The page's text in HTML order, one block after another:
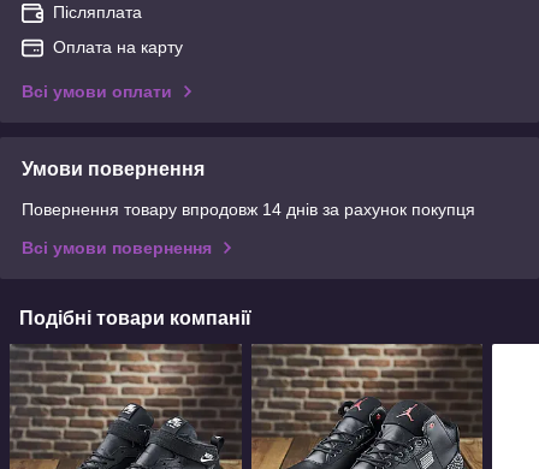
Післяплата
Оплата на карту
Всі умови оплати
Умови повернення
Повернення товару впродовж 14 днів за рахунок покупця
Всі умови повернення
Подібні товари компанії